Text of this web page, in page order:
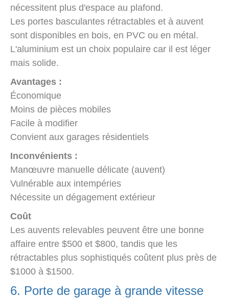
nécessitent plus d'espace au plafond.
Les portes basculantes rétractables et à auvent
sont disponibles en bois, en PVC ou en métal.
L'aluminium est un choix populaire car il est léger
mais solide.
Avantages :
Économique
Moins de pièces mobiles
Facile à modifier
Convient aux garages résidentiels
Inconvénients :
Manœuvre manuelle délicate (auvent)
Vulnérable aux intempéries
Nécessite un dégagement extérieur
Coût
Les auvents relevables peuvent être une bonne
affaire entre $500 et $800, tandis que les
rétractables plus sophistiqués coûtent plus près de
$1000 à $1500.
6. Porte de garage à grande vitesse